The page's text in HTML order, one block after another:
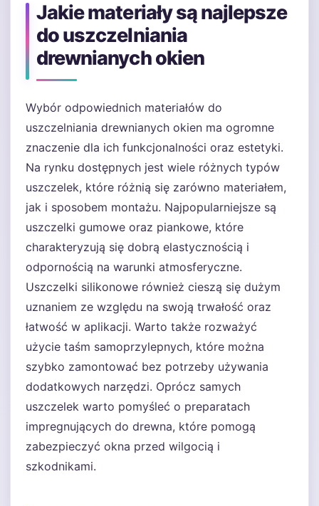
Jakie materiały są najlepsze
do uszczelniania
drewnianych okien
Wybór odpowiednich materiałów do
uszczelniania drewnianych okien ma ogromne
znaczenie dla ich funkcjonalności oraz estetyki.
Na rynku dostępnych jest wiele różnych typów
uszczelek, które różnią się zarówno materiałem,
jak i sposobem montażu. Najpopularniejsze są
uszczelki gumowe oraz piankowe, które
charakteryzują się dobrą elastycznością i
odpornością na warunki atmosferyczne.
Uszczelki silikonowe również cieszą się dużym
uznaniem ze względu na swoją trwałość oraz
łatwość w aplikacji. Warto także rozważyć
użycie taśm samoprzylepnych, które można
szybko zamontować bez potrzeby używania
dodatkowych narzędzi. Oprócz samych
uszczelek warto pomyśleć o preparatach
impregnujących do drewna, które pomogą
zabezpieczyć okna przed wilgocią i
szkodnikami.